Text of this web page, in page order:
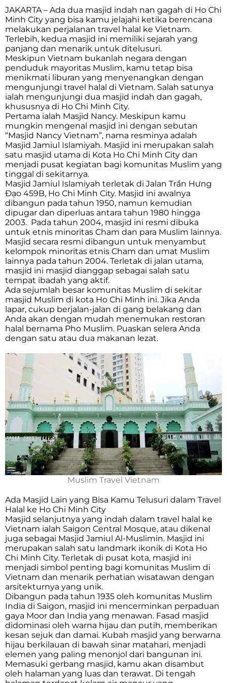
JAKARTA – Ada dua masjid indah nan gagah di Ho Chi
Minh City yang bisa kamu jelajahi ketika berencana
melakukan perjalanan travel halal ke Vietnam.
Terlebih, kedua masjid ini memiliki sejarah yang
panjang dan menarik untuk ditelusuri.
Meskipun Vietnam bukanlah negara dengan
penduduk mayoritas Muslim, kamu tetap bisa
menikmati liburan yang menyenangkan dengan
mengunjungi travel halal di Vietnam. Salah satunya
ialah mengunjungi dua masjid indah dan gagah,
khususnya di Ho Chi Minh City.
Pertama ialah Masjid Nancy. Meskipun kamu
mungkin mengenal masjid ini dengan sebutan
“Masjid Nancy Vietnam”, nama resminya adalah
Masjid Jamiul Islamiyah. Masjid ini merupakan salah
satu masjid utama di Kota Ho Chi Minh City dan
menjadi pusat kegiatan bagi komunitas Muslim yang
tinggal di sekitarnya.
Masjid Jamiul Islamiyah terletak di Jalan Trần Hưng
Đạo 459B, Ho Chi Minh City. Masjid ini awalnya
dibangun pada tahun 1950, namun kemudian
dipugar dan diperluas antara tahun 1980 hingga
2003. Pada tahun 2004, masjid ini resmi dibuka
untuk etnis minoritas Cham dan para Muslim lainnya.
Masjid secara resmi dibangun untuk menyambut
kelompok minoritas etnis Cham dan umat Muslim
lainnya pada tahun 2004. Terletak di jalan utama,
masjid ini masjid dianggap sebagai salah satu
tempat ibadah yang aktif.
Ada sejumlah besar komunitas Muslim di sekitar
masjid Muslim di kota Ho Chi Minh ini. Jika Anda
lapar, cukup berjalan-jalan di gang belakang dan
Anda akan dengan mudah menemukan restoran
halal bernama Pho Muslim. Puaskan selera Anda
dengan satu atau dua makanan lezat.
Muslim Travel Vietnam
Ada Masjid Lain yang Bisa Kamu Telusuri dalam Travel
Halal ke Ho Chi Minh City
Masjid selanjutnya yang indah dalam travel halal ke
Vietnam ialah Saigon Central Mosque, atau dikenal
juga sebagai Masjid Jamiul Al-Muslimin. Masjid ini
merupakan salah satu landmark ikonik di Kota Ho
Chi Minh City. Terletak di pusat kota, masjid ini
menjadi simbol penting bagi komunitas Muslim di
Vietnam dan menarik perhatian wisatawan dengan
arsitekturnya yang unik.
Dibangun pada tahun 1935 oleh komunitas Muslim
India di Saigon, masjid ini mencerminkan perpaduan
gaya Moor dan India yang menawan. Fasad masjid
didominasi oleh warna hijau dan putih, memberikan
kesan sejuk dan damai. Kubah masjid yang berwarna
hijau berkilauan di bawah sinar matahari, menjadi
elemen yang paling menonjol dari bangunan ini.
Memasuki gerbang masjid, kamu akan disambut
oleh halaman yang luas dan terawat. Di tengah